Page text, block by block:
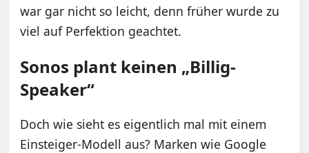
war gar nicht so leicht, denn früher wurde zu
viel auf Perfektion geachtet.
Sonos plant keinen „Billig-
Speaker“
Doch wie sieht es eigentlich mal mit einem
Einsteiger-Modell aus? Marken wie Google